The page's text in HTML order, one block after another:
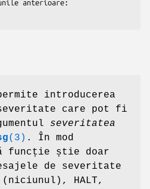
introducerea
care pot fi
severitatea
(3) . În mod
funcție știe doar
de severitate
HALT,